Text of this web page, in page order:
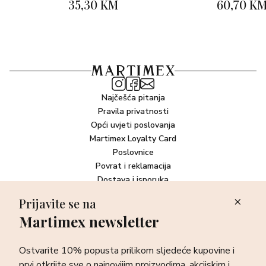
Pelargonium Graveolens Flower Oil, Fragrance (Parfum),
Kompletan i aktualan popis sastojaka pročitajte na
35,30 KM 60,70
Najčešća pitanja
Pravila privatnosti
Opći uvjeti poslovanja
Martimex Loyalty Card
Poslovnice
Povrat i reklamacija
Dostava i isporuka
Newsletter
sve o najnovijim proizvodima, akcijskim i ekskluzivnim
Prijavite se na
Martimex newsletter
Ostvarite 10% popusta prilikom sljedeće kupovine i